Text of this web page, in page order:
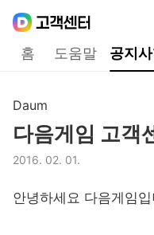
홈 도움말 공지
Daum
다음게임 고객
2016. 02. 01.
안녕하세요 다음게임